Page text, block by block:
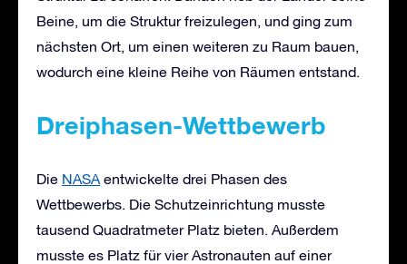
Beine, um die Struktur freizulegen, und ging zum
nächsten Ort, um einen weiteren zu Raum bauen,
wodurch eine kleine Reihe von Räumen entstand.
Dreiphasen-Wettbewerb
Die NASA entwickelte drei Phasen des
Wettbewerbs. Die Schutzeinrichtung musste
tausend Quadratmeter Platz bieten. Außerdem
musste es Platz für vier Astronauten auf einer